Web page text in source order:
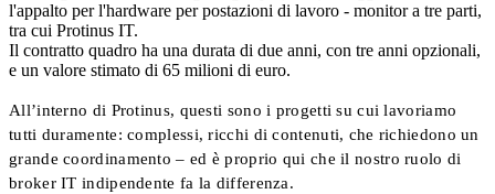
l'appalto per l'hardware per postazioni di lavoro - monitor a tre parti,
tra cui Protinus IT.
Il contratto quadro ha una durata di due anni, con tre anni opzionali,
e un valore stimato di 65 milioni di euro.
All’interno di Protinus, questi sono i progetti su cui lavoriamo
tutti duramente: complessi, ricchi di contenuti, che richiedono un
grande coordinamento – ed è proprio qui che il nostro ruolo di
broker IT indipendente fa la differenza.